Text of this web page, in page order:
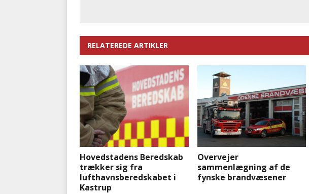
RELATEREDE ARTIKLER
Hovedstadens Beredskab
trækker sig fra
lufthavnsberedskabet i
Kastrup
Overvejer
sammenlægning af de
fynske brandvæsener